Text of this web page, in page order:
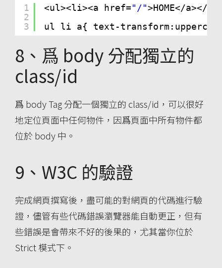
1
2
3
<ul><li><a href="/">HOME</a></
ul li a{ text-
8、爲 body 分配獨立的
class/id
爲 body Tag 分配一個獨立的 class/id，可以很好
地定位頁面中任何物件，因爲頁面中所有物件都
位於 body 中。
9、W3C 的驗證
完成網頁撰寫後，盡可能的對網頁的代碼進行驗
證，儘管有些代碼錯誤瀏覽器能自動更正，但有
些錯誤是會帶來不好的後果的，尤其當你位於
Strict 模式下。